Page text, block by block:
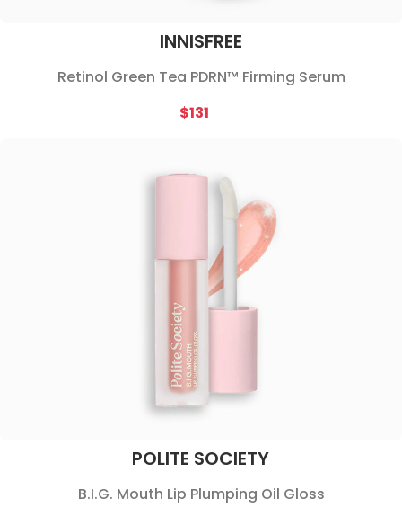
INNISFREE
Retinol Green Tea PDRN™ Firming Serum
$131
POLITE SOCIETY
B.I.G. Mouth Lip Plumping Oil Gloss